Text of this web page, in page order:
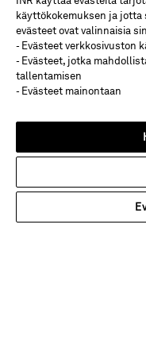
Carinan värikkäässä
rauhallisen
pronssiset
säilytysratkaisut
Astu sisään
käyttökokemuksen ja jotta
evästeet ovat valinnaisia
- Evästeet verkkosivuston
- Evästeet, jotka
tallentamisen
- Evästeet mainontaan